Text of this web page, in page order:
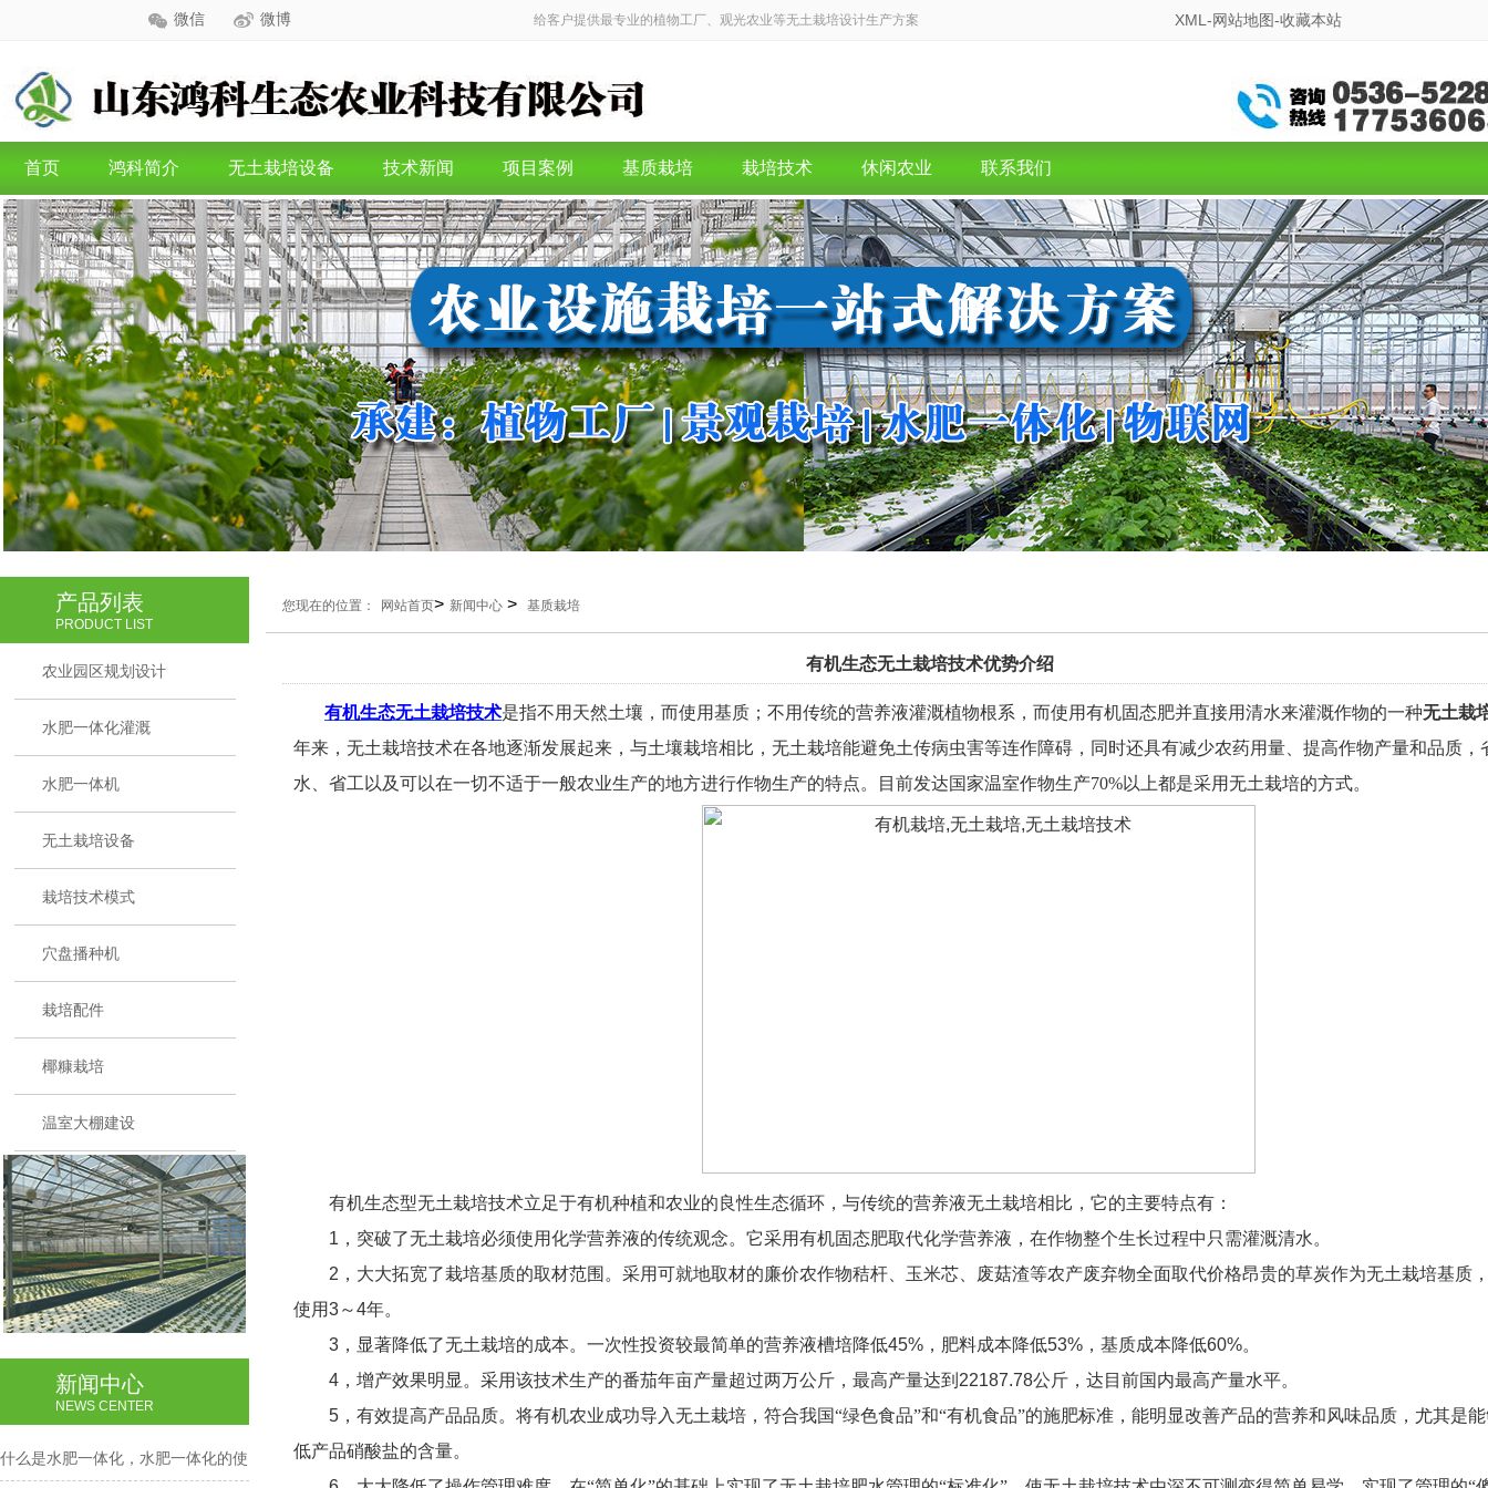
微信 微博 给客户提供最专业的植物工厂、观光农业等无土栽培设计生产方案 XML-网站地图-收藏本站
首页 鸿科简介 无土栽培设备 技术新闻 项目案例 基质栽培 栽培技术 休闲农业 联系我们
产品列表
PRODUCT LIST
农业园区规划设计
水肥一体化灌溉
水肥一体机
无土栽培设备
栽培技术模式
穴盘播种机
栽培配件
椰糠栽培
温室大棚建设
新闻中心
NEWS CENTER
什么是水肥一体化，水肥一体化的使
您现在的位置： 网站首页> 新闻中心 > 基质栽培
有机生态无土栽培技术优势介绍
有机生态无土栽培技术是指不用天然土壤，而使用基质；不用传统的营养液灌溉植物根系，而使用有机固态肥并直接用清水来灌溉作物的一种无土栽
年来，无土栽培技术在各地逐渐发展起来，与土壤栽培相比，无土栽培能避免土传病虫害等连作障碍，同时还具有减少农药用量、提高作物产量和品质，
水、省工以及可以在一切不适于一般农业生产的地方进行作物生产的特点。目前发达国家温室作物生产70%以上都是采用无土栽培的方式。
有机生态型无土栽培技术立足于有机种植和农业的良性生态循环，与传统的营养液无土栽培相比，它的主要特点有：
1 ，突破了无土栽培必须使用化学营养液的传统观念。它采用有机固态肥取代化学营养液，在作物整个生长过程中只需灌溉清水。
2 ，大大拓宽了栽培基质的取材范围。采用可就地取材的廉价农作物秸杆、玉米芯、废菇渣等农产废弃物全面取代价格昂贵的草炭作为无土栽培基质
使用3～4年。
3 ，显著降低了无土栽培的成本。一次性投资较最简单的营养液槽培降低45% ，肥料成本降低53% ，基质成本降低60%。
4 ，增产效果明显。采用该技术生产的番茄年亩产量超过两万公斤，最高产量达到 22187.78公斤，达目前国内最高产量水平。
5 ，有效提高产品品质。将有机农业成功导入无土栽培，符合我国“绿色食品”和“有机食品”的施肥标准，能明显改善产品的营养和风味品质，尤其是
低产品硝酸盐的含量。